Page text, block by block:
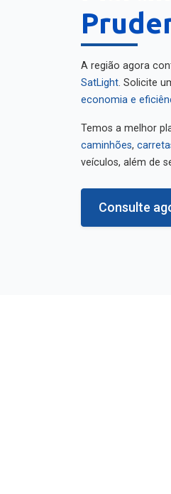
A região agora
SatLight . Solicite
economia e
Temos a melhor
caminhões
carretas
veículos, além de
Consulte